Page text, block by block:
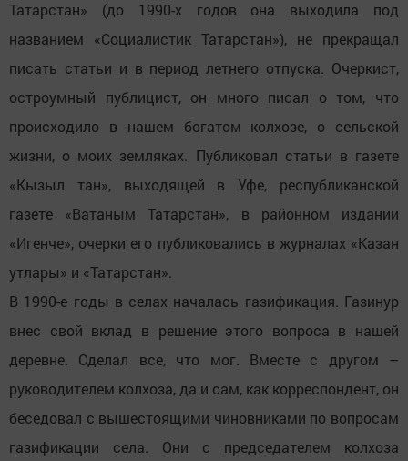
Татарстан» (до 1990-х годов она выходила под
названием «Социалистик Татарстан»), не прекращал
писать статьи и в период летнего отпуска. Очеркист,
остроумный публицист, он много писал о том, что
происходило в нашем богатом колхозе, о сельской
жизни, о моих земляках. Публиковал статьи в газете
«Кызыл тан», выходящей в Уфе, республиканской
газете «Ватаным Татарстан», в районном издании
«Игенче», очерки его публиковались в журналах «Казан
утлары» и «Татарстан».
В 1990-е годы в селах началась газификация. Газинур
внес свой вклад в решение этого вопроса в нашей
деревне. Сделал все, что мог. Вместе с другом –
руководителем колхоза, да и сам, как корреспондент, он
беседовал с вышестоящими чиновниками по вопросам
газификации села. Они с председателем колхоза